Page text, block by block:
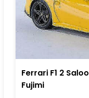
Ferrari F1 2
Fujimi